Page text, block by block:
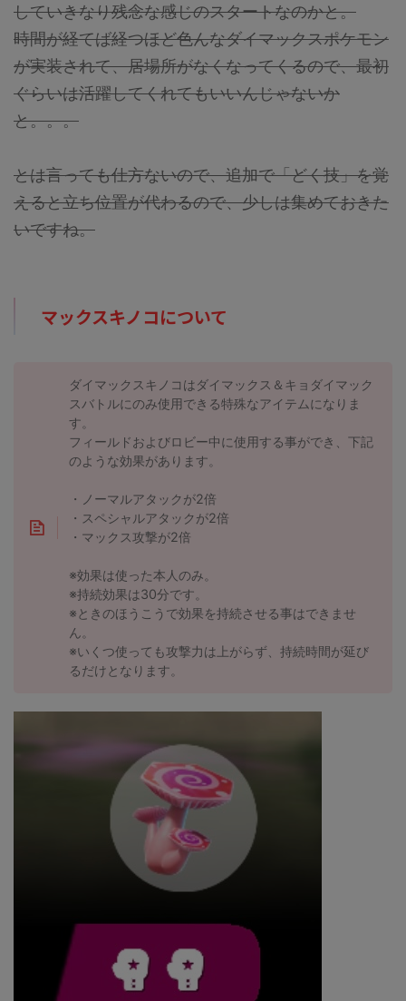
していきなり残念な感じのスタートなのかと。
時間が経てば経つほど色んなダイマックスポケモン
が実装されて、居場所がなくなってくるので、最初
ぐらいは活躍してくれてもいいんじゃないか
と。。。
とは言っても仕方ないので、追加で「どく技」を覚
えると立ち位置が代わるので、少しは集めておきた
いですね。
マックスキノコについて
ダイマックスキノコはダイマックス＆キョダイマック
スバトルにのみ使用できる特殊なアイテムになりま
す。
フィールドおよびロビー中に使用する事ができ、下記
のような効果があります。
・ノーマルアタックが2倍
・スペシャルアタックが2倍
・マックス攻撃が2倍
※効果は使った本人のみ。
※持続効果は30分です。
※ときのほうこうで効果を持続させる事はできませ
ん。
※いくつ使っても攻撃力は上がらず、持続時間が延び
るだけとなります。